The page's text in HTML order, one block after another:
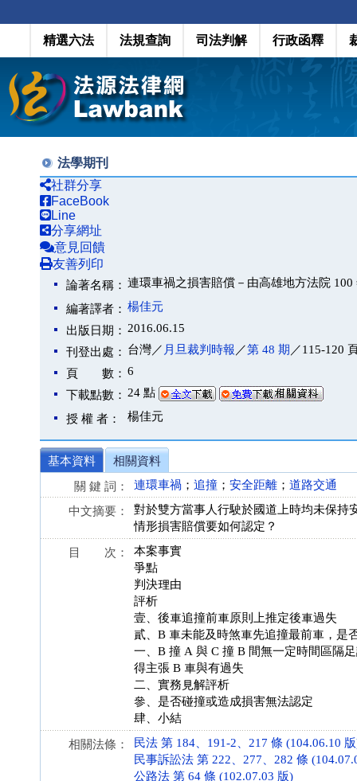
精選六法 法規查詢 司法判解 行政函釋
法學期刊
社群分享
FaceBook
Line
分享網址
意見回饋
友善列印
論著名稱： 連環車禍之損害賠償－由高雄地方法院
編著譯者： 楊佳元
出版日期： 2016.06.15
刊登出處： 台灣／ 月旦裁判時報 ／第 48 期 ／115-120
頁 數： 6
下載點數： 24 點
授 權 者： 楊佳元
基本資料
相關資料
關 鍵 詞：
連環車禍 ； 追撞 ； 安全距離 ； 道路交通
中文摘要：
對於雙方當事人行駛於國道上時均未保持
情形損害賠償要如何認定？
目 次：
本案事實
爭點
判決理由
評析
壹、後車追撞前車原則上推定後車過失
貳、B 車未能及時煞車先追撞最前車，是
一、B 撞 A 與 C 撞 B 間無一定時間區隔
得主張 B 車與有過失
二、實務見解評析
參、是否碰撞或造成損害無法認定
肆、小結
相關法條：
民法 第 184、191-2、217 條 (104.06.10
民事訴訟法 第 222、277、282 條
公路法 第 64 條 (102.07.03 版)